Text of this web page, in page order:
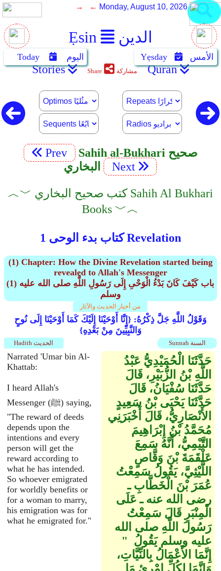
Ẹsin الدين
→ ← Monday, August 10, 2026
Today اليوم Yẹsday الأمس
Stories Share مشاركة Quran
Prev
Sahih al-Bukhari صحيح
البخاري
Next
︿﹀ كتب صحيح البخاري Sahih Al Bukhari
Books ﹀︿
كتاب بدء الوحى 1 Revelation
(1) Chapter: How the Divine Revelation started being
revealed to Allah's Messenger
(1) باب كَيْفَ كَانَ بَدْءُ الْوَحْىِ إِلَى رَسُولِ اللَّهِ صلى الله عليه
وسلم
من أخبار الحديث والآثار
وَقَوْلُ اللَّهِ جَلَّ ذِكْرُهُ: {إِنَّا أَوْحَيْنَا إِلَيْكَ كَمَا أَوْحَيْنَا إِلَى نُوحٍ
وَالنَّبِيِّينَ مِنْ بَعْدِهِ}
Sunnah السنة Hadith الحديث
Narrated 'Umar bin Al-
Khattab:
I heard Allah's
Messenger (ﷺ) saying,
"The reward of deeds
depends upon the
intentions and every
person will get the
reward according to
what he has intended.
So whoever emigrated
for worldly benefits or
for a woman to marry,
his emigration was for
what he emigrated for."
حَدَّثَنَا الْحُمَيْدِيُّ عَبْدُ
اللَّهِ بْنُ الزُّبَيْرِ، قَالَ
حَدَّثَنَا سُفْيَانُ، قَالَ
حَدَّثَنَا يَحْيَى بْنُ سَعِيدٍ
الأَنْصَارِيُّ، قَالَ أَخْبَرَنِي
مُحَمَّدُ بْنُ إِبْرَاهِيمَ
التَّيْمِيُّ، أَنَّهُ سَمِعَ
عَلْقَمَةَ بْنَ وَقَّاصٍ
اللَّيْثِيَّ، يَقُولُ سَمِعْتُ
عُمَرَ بْنَ الْخَطَّابِ ـ
رضى الله عنه ـ عَلَى
الْمِنْبَرِ قَالَ سَمِعْتُ
رَسُولَ اللَّهِ صلى الله
عليه وسلم يَقُولُ ‏ "‏
إِنَّمَا الأَعْمَالُ بِالنِّيَّاتِ،